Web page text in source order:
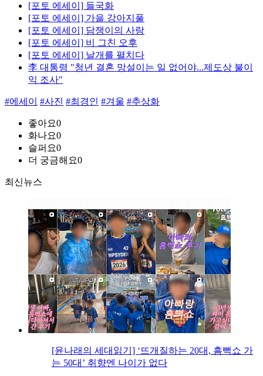
[포토 에세이] 들국화
[포토 에세이] 가을 강아지풀
[포토 에세이] 담쟁이의 사랑
[포토 에세이] 비 그친 오후
[포토 에세이] 날개를 펼치다
李 대통령 "청년 결혼 망설이는 일 없어야...제도상 불이
익 조사"
#에세이 #사진 #최경인 #겨울 #추상화
좋아요0
화나요0
슬퍼요0
더 궁금해요0
최신뉴스
[윤나래의 세대읽기] ‘뜨개질하는 20대, 흠뻑쇼 가
는 50대’ 취향엔 나이가 없다